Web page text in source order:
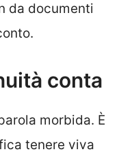
da documenti
conta
morbida. È
tenere viva